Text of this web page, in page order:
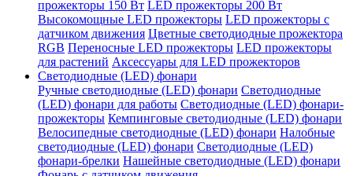
прожекторы 150 Вт LED прожекторы 200 Вт
Высокомощные LED прожекторы LED прожекторы с
датчиком движения Цветные светодиодные прожектора
RGB Переносные LED прожекторы LED прожекторы
для растений Аксессуары для LED прожекторов
Светодиодные (LED) фонари
Ручные светодиодные (LED) фонари Светодиодные
(LED) фонари для работы Светодиодные (LED) фонари-
прожекторы Кемпинговые светодиодные (LED) фонари
Велосипедные светодиодные (LED) фонари Налобные
светодиодные (LED) фонари Светодиодные (LED)
фонари-брелки Нашейные светодиодные (LED) фонари